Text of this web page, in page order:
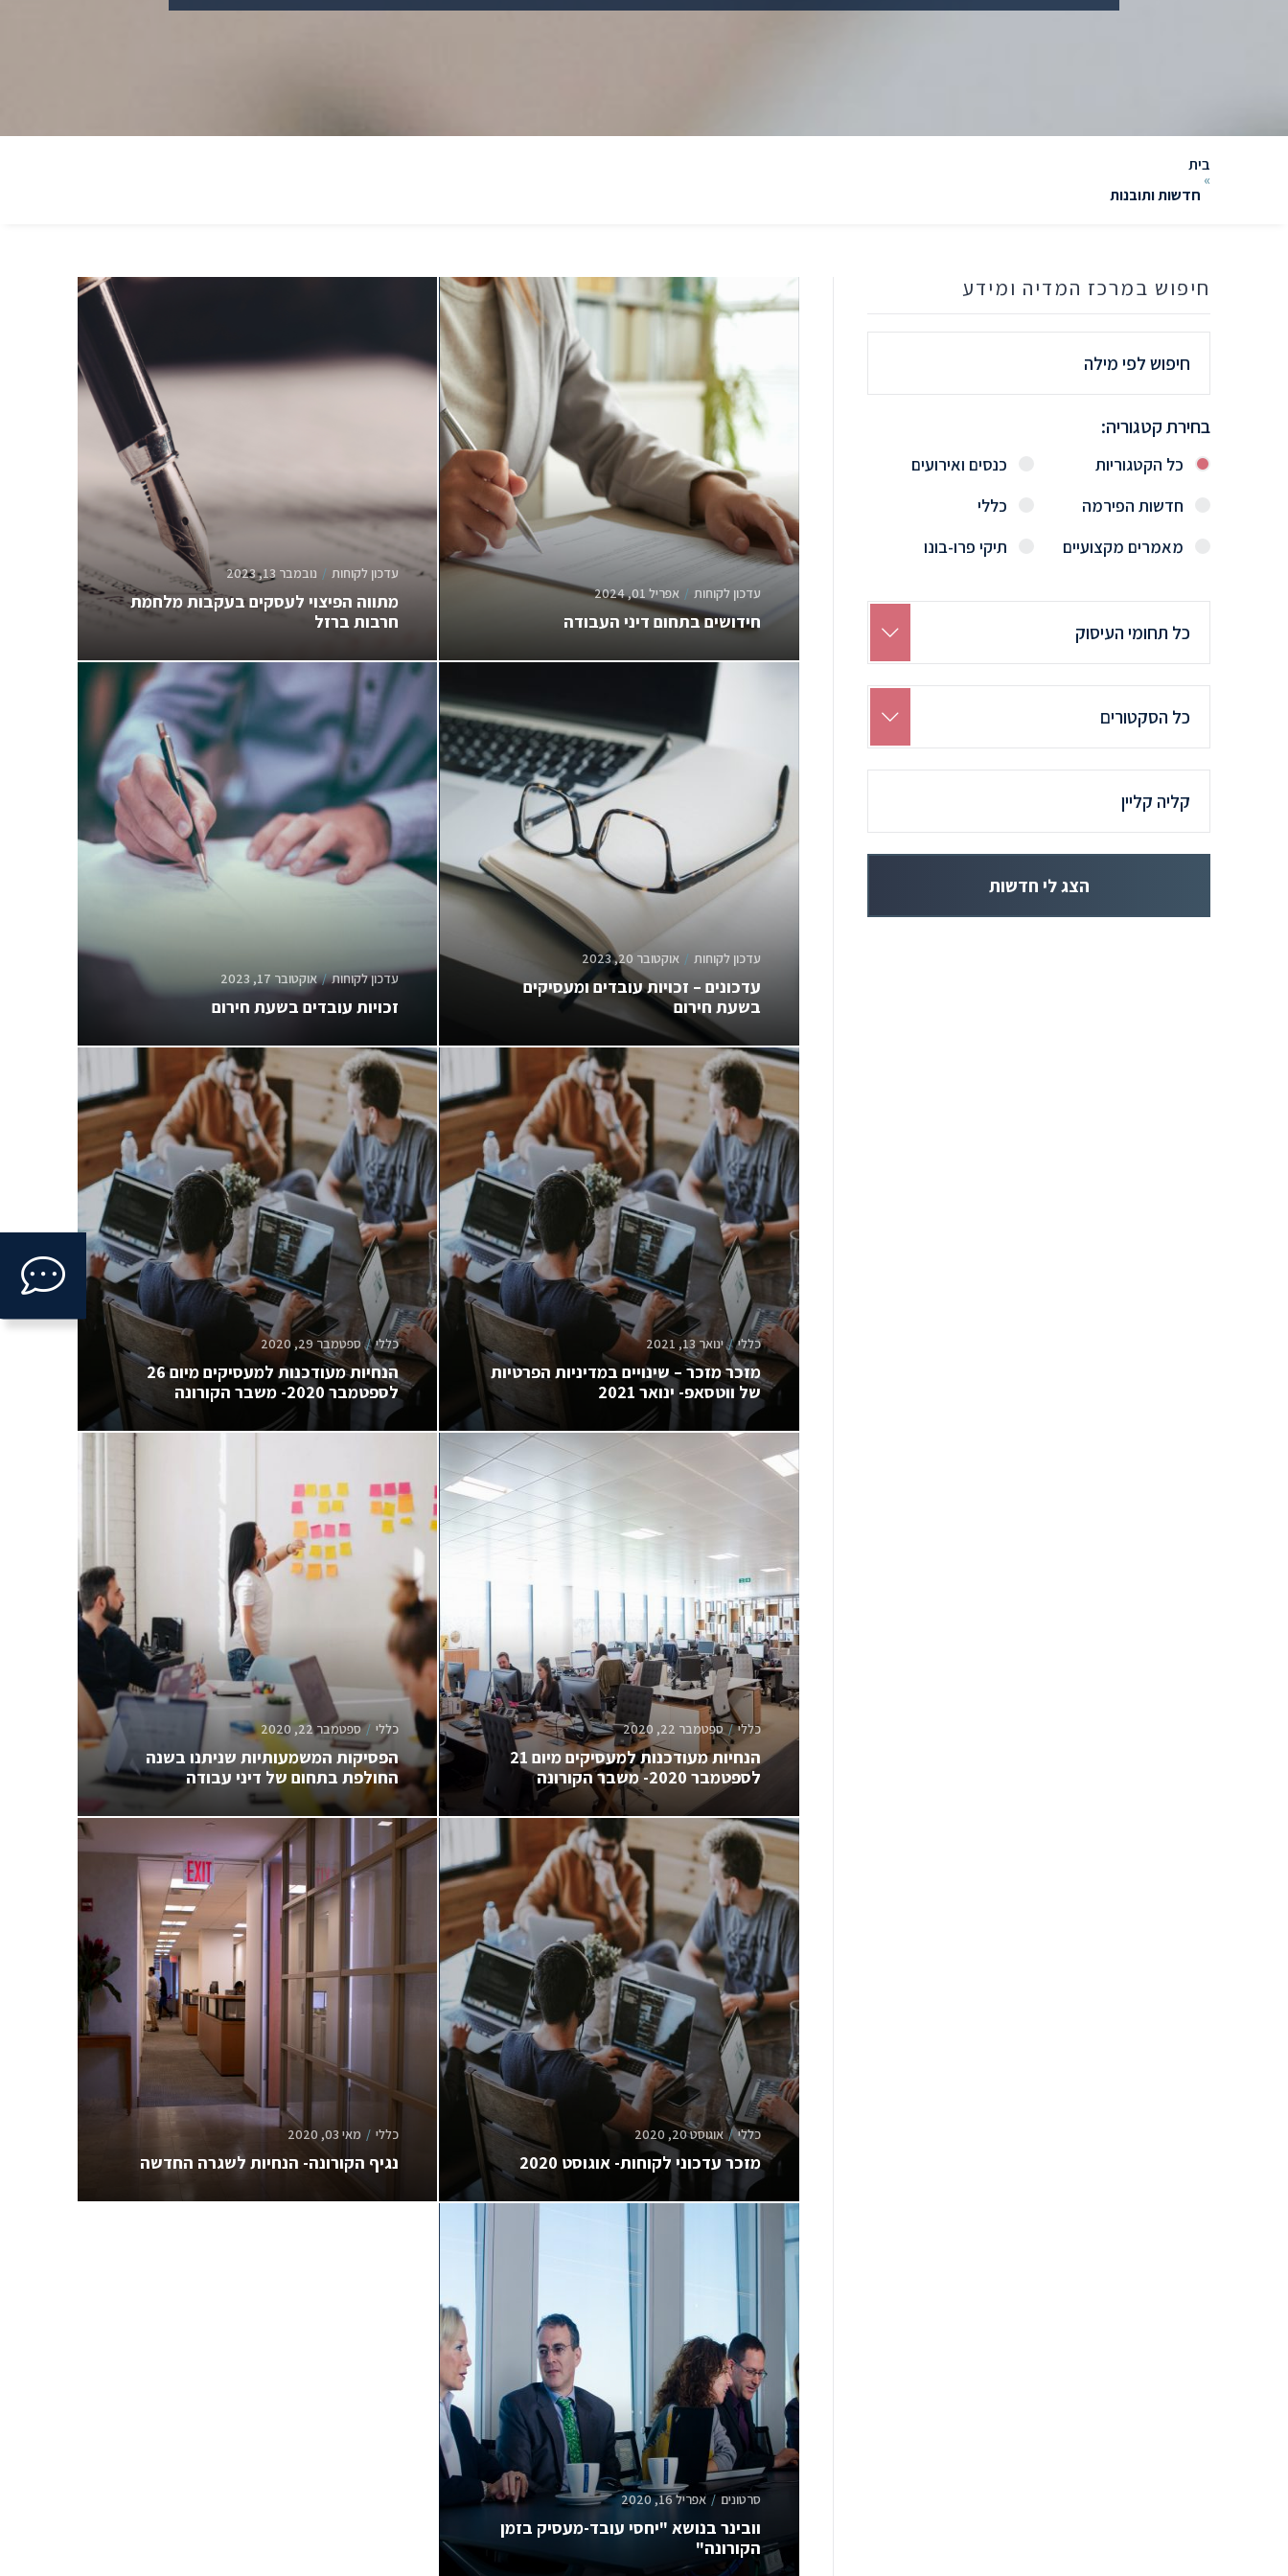
to
בית
»
חדשות ותובנות
חידושים בתחום דיני העבודה
עדכון לקוחות אפריל 01, 2024
מתווה הפיצוי לעסקים בעקבות מלחמת
חרבות ברזל
עדכון לקוחות נובמבר 13, 2023
עדכונים – זכויות עובדים ומעסיקים
בשעת חירום
עדכון לקוחות אוקטובר 20, 2023
זכויות עובדים בשעת חירום
עדכון לקוחות אוקטובר 17, 2023
מזכר מזכר – שינויים במדיניות הפרטיות
של ווטסאפ- ינואר 2021
כללי ינואר 13, 2021
הנחיות מעודכנות למעסיקים מיום 26
לספטמבר 2020- משבר הקורונה
כללי ספטמבר 29, 2020
הנחיות מעודכנות למעסיקים מיום 21
לספטמבר 2020- משבר הקורונה
כללי ספטמבר 22, 2020
הפסיקות המשמעותיות שניתנו בשנה
החולפת בתחום של דיני עבודה
כללי ספטמבר 22, 2020
מזכר עדכוני לקוחות- אוגוסט 2020
כללי אוגוסט 20, 2020
נגיף הקורונה- הנחיות לשגרה החדשה
כללי מאי 03, 2020
וובינר בנושא "יחסי עובד-מעסיק בזמן
הקורונה"
סרטונים אפריל 16, 2020
חיפוש במרכז המדיה ומידע
לפי
מילה
בחירת קטגוריה:
כל הקטגוריות
כנסים ואירועים
חדשות הפירמה
כללי
מאמרים מקצועיים
תיקי פרו-בונו
Practice
לפי
סקטור
Team
הצג לי חדשות